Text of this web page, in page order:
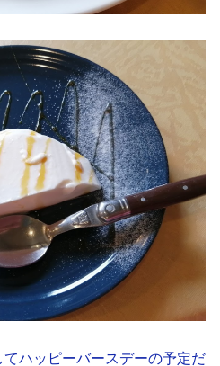
ハッピーバースデーの予定だ